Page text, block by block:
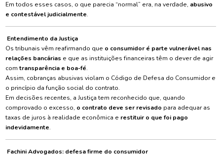
Em todos esses casos, o que parecia “normal” era, na verdade, abusivo
e contestável judicialmente.
Entendimento da Justiça
Os tribunais vêm reafirmando que o consumidor é parte vulnerável nas
relações bancárias e que as instituições financeiras têm o dever de agir
comtransparência e boa-fé.
Assim, cobranças abusivas violam o Código de Defesa do Consumidor e
o princípio da função social do contrato.
Em decisões recentes, a Justiça tem reconhecido que, quando
comprovado o excesso, o contrato deve ser revisado para adequar as
taxas de juros à realidade econômica e restituir o que foi pago
indevidamente.
Fachini Advogados: defesa firme do consumidor